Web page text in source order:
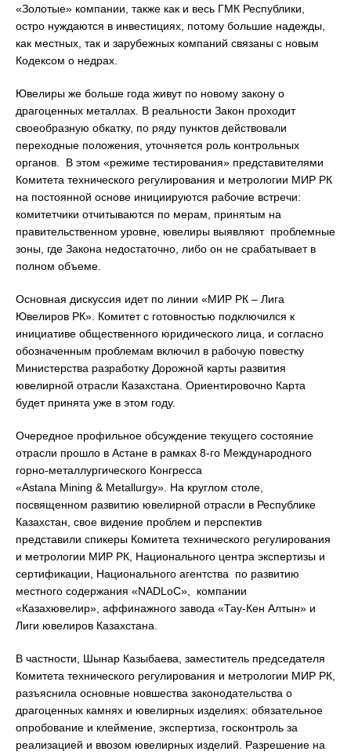
«Золотые» компании, также как и весь ГМК Республики,
остро нуждаются в инвестициях, потому большие надежды,
как местных, так и зарубежных компаний связаны с новым
Кодексом о недрах.
Ювелиры же больше года живут по новому закону о
драгоценных металлах. В реальности Закон проходит
своеобразную обкатку, по ряду пунктов действовали
переходные положения, уточняется роль контрольных
органов. В этом «режиме тестирования» представителями
Комитета технического регулирования и метрологии МИР РК
на постоянной основе инициируются рабочие встречи:
комитетчики отчитываются по мерам, принятым на
правительственном уровне, ювелиры выявляют проблемные
зоны, где Закона недостаточно, либо он не срабатывает в
полном объеме.
Основная дискуссия идет по линии «МИР РК – Лига
Ювелиров РК». Комитет с готовностью подключился к
инициативе общественного юридического лица, и согласно
обозначенным проблемам включил в рабочую повестку
Министерства разработку Дорожной карты развития
ювелирной отрасли Казахстана. Ориентировочно Карта
будет принята уже в этом году.
Очередное профильное обсуждение текущего состояние
отрасли прошло в Астане в рамках 8-го Международного
горно-металлургического Конгресса
«Astana Mining & Metallurgy». На круглом столе,
посвященном развитию ювелирной отрасли в Республике
Казахстан, свое видение проблем и перспектив
представили спикеры Комитета технического регулирования
и метрологии МИР РК, Национального центра экспертизы и
сертификации, Национального агентства по развитию
местного содержания «NADLoC», компании
«Казахювелир», аффинажного завода «Тау-Кен Алтын» и
Лиги ювелиров Казахстана.
В частности, Шынар Казыбаева, заместитель председателя
Комитета технического регулирования и метрологии МИР РК,
разъяснила основные новшества законодательства о
драгоценных камнях и ювелирных изделиях: обязательное
опробование и клеймение, экспертиза, госконтроль за
реализацией и ввозом ювелирных изделий. Разрешение на